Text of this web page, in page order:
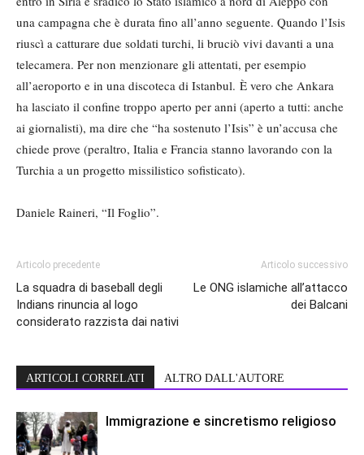
una campagna che è durata fino all’anno seguente. Quando l’Isis
riuscì a catturare due soldati turchi, li bruciò vivi davanti a una
telecamera. Per non menzionare gli attentati, per esempio
all’aeroporto e in una discoteca di Istanbul. È vero che Ankara
ha lasciato il confine troppo aperto per anni (aperto a tutti: anche
ai giornalisti), ma dire che “ha sostenuto l’Isis” è un’accusa che
chiede prove (peraltro, Italia e Francia stanno lavorando con la
Turchia a un progetto missilistico sofisticato).
Daniele Raineri, “Il Foglio”.
Articolo precedente
La squadra di baseball degli
Indians rinuncia al logo
considerato razzista dai nativi
Articolo successivo
Le ONG islamiche all’attacco
dei Balcani
ARTICOLI CORRELATI ALTRO DALL'AUTORE
Immigrazione e sincretismo religioso